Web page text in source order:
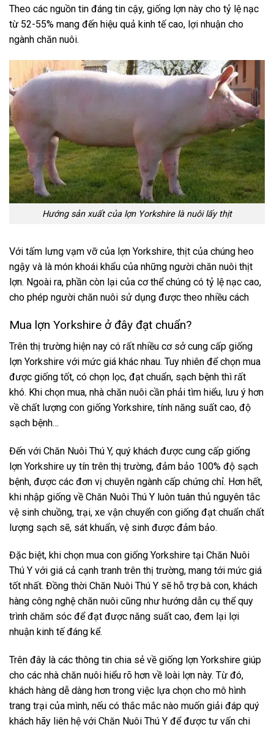
Theo các nguồn tin đáng tin cậy, giống lợn này cho tỷ lệ nạc
từ 52-55% mang đến hiệu quả kinh tế cao, lợi nhuận cho
ngành chăn nuôi.
Hướng sản xuất của lợn Yorkshire là nuôi lấy thịt
Với tấm lưng vạm vỡ của lợn Yorkshire, thịt của chúng heo
ngậy và là món khoái khẩu của những người chăn nuôi thịt
lợn. Ngoài ra, phần còn lại của cơ thể chúng có tỷ lệ nạc cao,
cho phép người chăn nuôi sử dụng được theo nhiều cách
Mua lợn Yorkshire ở đây đạt chuẩn?
Trên thị trường hiện nay có rất nhiều cơ sở cung cấp giống
lợn Yorkshire với mức giá khác nhau. Tuy nhiên để chọn mua
được giống tốt, có chọn lọc, đạt chuẩn, sạch bệnh thì rất
khó. Khi chọn mua, nhà chăn nuôi cần phải tìm hiểu, lưu ý hơn
về chất lượng con giống Yorkshire, tính năng suất cao, độ
sạch bệnh…
Đến với Chăn Nuôi Thú Y, quý khách được cung cấp giống
lợn Yorkshire uy tín trên thị trường, đảm bảo 100% độ sạch
bệnh, được các đơn vị chuyên ngành cấp chứng chỉ. Hơn hết,
khi nhập giống về Chăn Nuôi Thú Y luôn tuân thủ nguyên tắc
vệ sinh chuồng, trại, xe vận chuyển con giống đạt chuẩn chất
lượng sạch sẽ, sát khuẩn, vệ sinh được đảm bảo.
Đặc biệt, khi chọn mua con giống Yorkshire tại Chăn Nuôi
Thú Y với giá cả cạnh tranh trên thị trường, mang tới mức giá
tốt nhất. Đồng thời Chăn Nuôi Thú Y sẽ hỗ trợ bà con, khách
hàng công nghệ chăn nuôi cũng như hướng dẫn cụ thể quy
trình chăm sóc để đạt được năng suất cao, đem lại lợi
nhuận kinh tế đáng kể.
Trên đây là các thông tin chia sẻ về giống lợn Yorkshire giúp
cho các nhà chăn nuôi hiểu rõ hơn về loài lợn này. Từ đó,
khách hàng dễ dàng hơn trong việc lựa chọn cho mô hình
trang trại của mình, nếu có thắc mắc nào muốn giải đáp quý
khách hãy liên hệ với Chăn Nuôi Thú Y để được tư vấn chi